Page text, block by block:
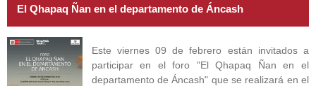
El Qhapaq Ñan en el departamento de Áncash
Este viernes 09 de febrero están invitados a
participar en el foro "El Qhapaq Ñan en el
departamento de Áncash" que se realizará en el